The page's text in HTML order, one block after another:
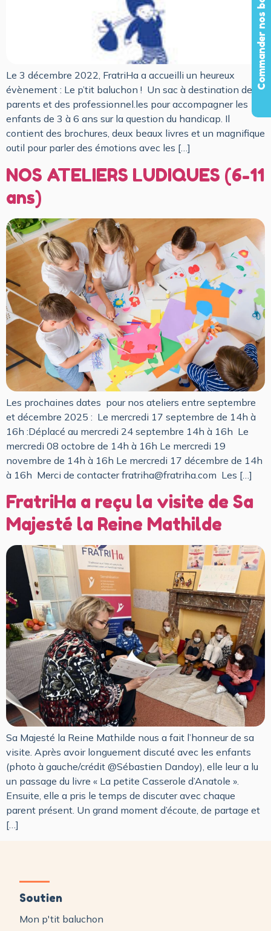
Le 3 décembre 2022, FratriHa a accueilli un heureux
évènement : Le p’tit baluchon ! Un sac à destination des
parents et des professionnel.les pour accompagner les
enfants de 3 à 6 ans sur la question du handicap. Il
contient des brochures, deux beaux livres et un magnifique
outil pour parler des émotions avec les […]
NOS ATELIERS LUDIQUES (6-11
ans)
Les prochaines dates pour nos ateliers entre septembre
et décembre 2025 : Le mercredi 17 septembre de 14h à
16h :Déplacé au mercredi 24 septembre 14h à 16h Le
mercredi 08 octobre de 14h à 16h Le mercredi 19
novembre de 14h à 16h ​Le mercredi 17 décembre de 14h
à 16h ​​ Merci de contacter fratriha@fratriha.com Les […]
FratriHa a reçu la visite de Sa
Majesté la Reine Mathilde
Sa Majesté la Reine Mathilde nous a fait l’honneur de sa
visite. Après avoir longuement discuté avec les enfants
(photo à gauche/crédit @Sébastien Dandoy), elle leur a lu
un passage du livre « La petite Casserole d’Anatole ».
Ensuite, elle a pris le temps de discuter avec chaque
parent présent. Un grand moment d’écoute, de partage et
[…]
Soutien
Mon p'tit baluchon